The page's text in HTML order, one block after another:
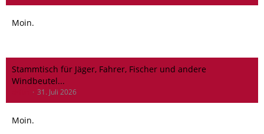
Moin.
Stammtisch für Jäger, Fahrer, Fischer und andere
Windbeutel...
31. Juli 2026
Moin.